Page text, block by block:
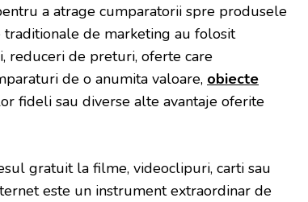
a atrage cumparatorii spre produsele
de marketing au folosit
reduceri de preturi, oferte care
de o anumita valoare, obiecte
fideli sau diverse alte avantaje oferite
gratuit la filme, videoclipuri, carti sau
este un instrument extraordinar de